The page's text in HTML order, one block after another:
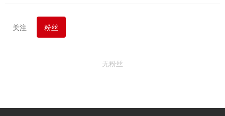
关注 粉丝
无粉丝